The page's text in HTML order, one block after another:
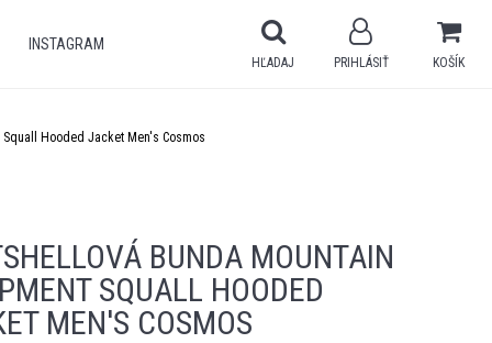
INSTAGRAM
KOŠÍK
PRIHLÁSIŤ
HĽADAJ
Hooded Jacket Men's Cosmos
BUNDA MOUNTAIN
SQUALL HOODED
MEN'S COSMOS